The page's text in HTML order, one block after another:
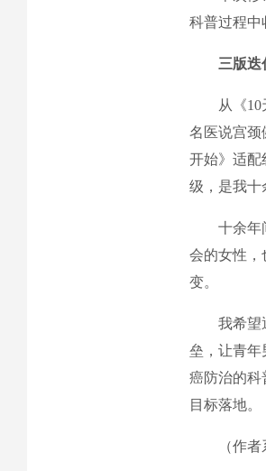
科普过程中
三版迭
从《10天
名医说宫颈
开始》适配
级，是我十
十余年间
会的女性，
变。
我希望通
垒，让青年
癌防治的科
目标落地。
（作者系